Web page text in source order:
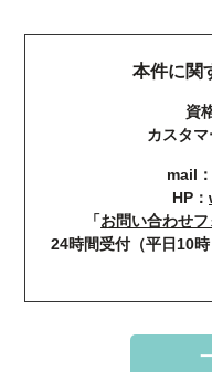
本件に関
資
カスタ
mail：
HP：
「お問い合わせ
24時間受付（平日10